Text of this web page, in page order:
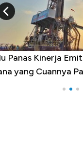
Provinsi dengan